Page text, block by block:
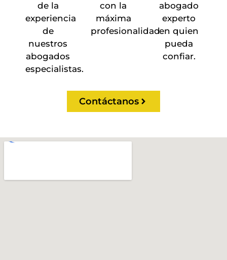
de la
experiencia
de
nuestros
abogados
especialistas.
con la
máxima
profesionalidad
abogado
experto
en quien
pueda
confiar.
Contáctanos